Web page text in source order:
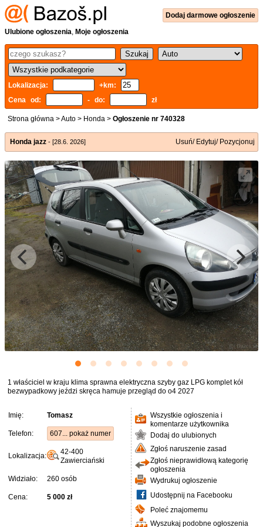
Dodaj darmowe ogłoszenie
Ulubione ogłoszenia, Moje ogłoszenia
Lokalizacja:
+km:
Cena od:
- do: zł
Strona główna >Auto > Honda > Ogłoszenie nr 740328
Honda jazz - [28.6. 2026] Usuń/ Edytuj/ Pozycjonuj
1 właściciel w kraju klima sprawna elektryczna szyby gaz LPG komplet kół
bezwypadkowy jeździ skręca hamuje przegląd do o4 2027
Imię: Tomasz
Telefon: 607... pokaż numer
Lokalizacja:
42-400
Zawierciański
Widziało: 260 osób
Cena: 5 000 zł
Wszystkie ogłoszenia i
komentarze użytkownika
Dodaj do ulubionych
Zgłoś naruszenie zasad
Zgłoś nieprawidłową kategorię
ogłoszenia
Wydrukuj ogłoszenie
Udostępnij na Facebooku
Poleć znajomemu
Wyszukaj podobne ogłoszenia